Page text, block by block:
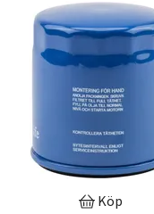
Köp